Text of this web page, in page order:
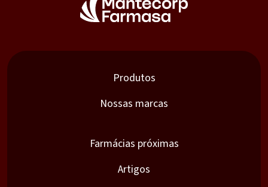
Produtos
Nossas marcas
Farmácias próximas
Artigos